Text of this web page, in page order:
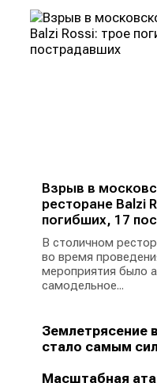
Взрыв в
ресторане Balzi
погибших, 17
В столичном
во время
мероприятия было
самодельное...
Землетрясение
стало самым
Масштабная